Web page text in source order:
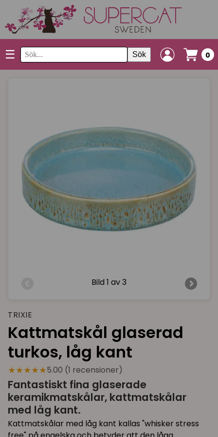
☰ Sök 0
Bild 1 av 3
TRIXIE
Kattmatskål glaserad
turkos, låg kant
★★★★★5.00 (1 recensioner)
Fantastiskt fina glaserade
keramikmatskålar, kattmatskålar
med låg kant.
Kattmatskålar med låg kant kallas "whisker stress